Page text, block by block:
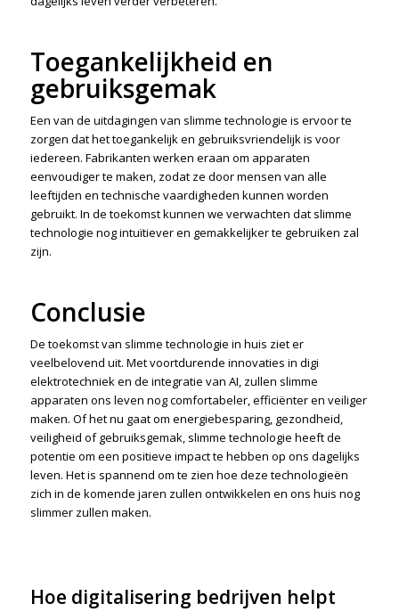
Toegankelijkheid en
gebruiksgemak
Een van de uitdagingen van slimme technologie is ervoor te
zorgen dat het toegankelijk en gebruiksvriendelijk is voor
iedereen. Fabrikanten werken eraan om apparaten
eenvoudiger te maken, zodat ze door mensen van alle
leeftijden en technische vaardigheden kunnen worden
gebruikt. In de toekomst kunnen we verwachten dat slimme
technologie nog intuïtiever en gemakkelijker te gebruiken zal
zijn.
Conclusie
De toekomst van slimme technologie in huis ziet er
veelbelovend uit. Met voortdurende innovaties in digi
elektrotechniek en de integratie van AI, zullen slimme
apparaten ons leven nog comfortabeler, efficiënter en veiliger
maken. Of het nu gaat om energiebesparing, gezondheid,
veiligheid of gebruiksgemak, slimme technologie heeft de
potentie om een positieve impact te hebben op ons dagelijks
leven. Het is spannend om te zien hoe deze technologieën
zich in de komende jaren zullen ontwikkelen en ons huis nog
slimmer zullen maken.
Hoe digitalisering bedrijven helpt